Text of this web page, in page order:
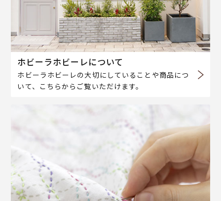
ホビーラホビーレについて
ホビーラホビーレの大切にしていることや商品につ
いて、こちらからご覧いただけます。